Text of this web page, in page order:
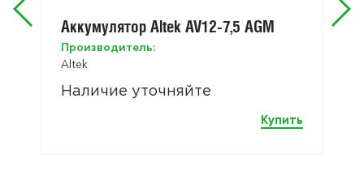
Аккумулятор Altek AV12-7,5 AGM
Производитель:
Altek
Наличие уточняйте
Купить